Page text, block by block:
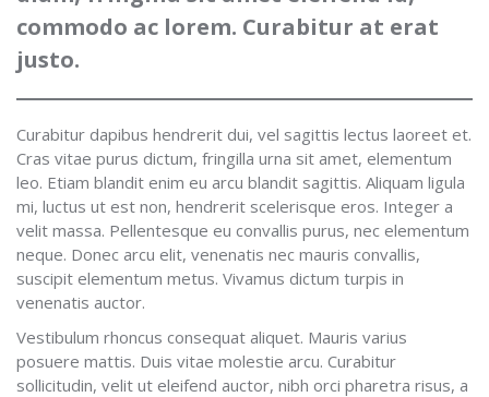
commodo ac lorem. Curabitur at erat
justo.
Curabitur dapibus hendrerit dui, vel sagittis lectus laoreet et.
Cras vitae purus dictum, fringilla urna sit amet, elementum
leo. Etiam blandit enim eu arcu blandit sagittis. Aliquam ligula
mi, luctus ut est non, hendrerit scelerisque eros. Integer a
velit massa. Pellentesque eu convallis purus, nec elementum
neque. Donec arcu elit, venenatis nec mauris convallis,
suscipit elementum metus. Vivamus dictum turpis in
venenatis auctor.
Vestibulum rhoncus consequat aliquet. Mauris varius
posuere mattis. Duis vitae molestie arcu. Curabitur
sollicitudin, velit ut eleifend auctor, nibh orci pharetra risus, a